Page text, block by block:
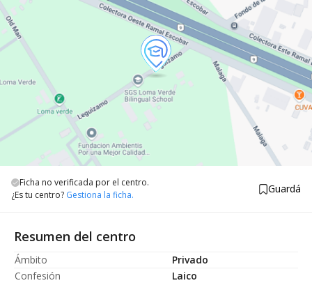
Ficha no verificada por el centro.
¿Es tu centro? Gestiona la ficha. Guardá
Resumen del centro
Ámbito
Privado
Confesión
Laico